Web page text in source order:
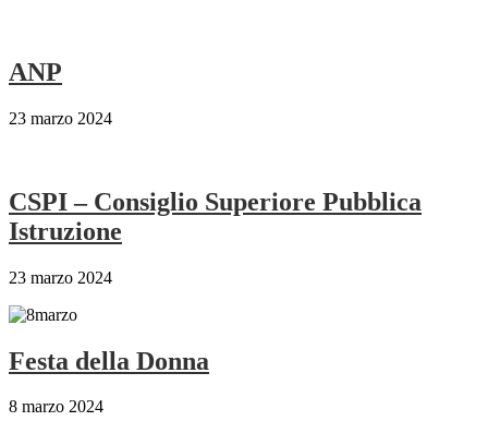
ANP
23 marzo 2024
CSPI – Consiglio Superiore Pubblica
Istruzione
23 marzo 2024
Festa della Donna
8 marzo 2024